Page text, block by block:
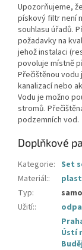
Upozorňujeme,
pískový filtr není
souhlasu úřadů.
požadavky na
jehož instalaci
povoluje místně
Přečištěnou
kanalizací nebo
Vodu je možno
stromů.
podzemních vod.
Doplňkové
Kategorie: Set
Materiál::
plast
Typ:
Užití::
Ústí